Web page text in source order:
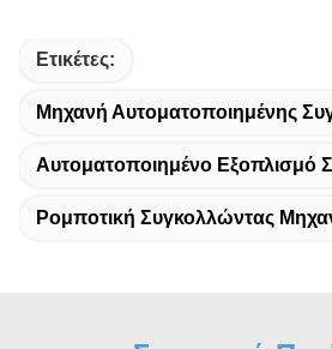
Ετικέτες:
Μηχανή Αυτοματοποιημένης
Αυτοματοποιημένο Εξοπλισμό
Ρομποτική Συγκολλώντας